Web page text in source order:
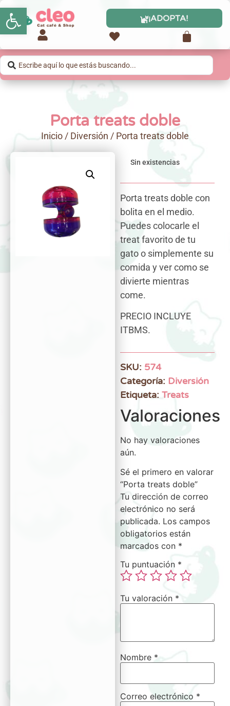
Abrir barra de herramientas ¡ADOPTA!
Porta treats doble
Inicio/ Diversión / Porta treats doble
Sin existencias
Porta treats doble con
bolita en el medio.
Puedes colocarle el
treat favorito de tu
gato o simplemente su
comida y ver como se
divierte mientras
come.
PRECIO INCLUYE
ITBMS.
SKU: 574
Categoría: Diversión
Etiqueta: Treats
Valoraciones
No hay valoraciones
aún.
Sé el primero en valorar
“Porta treats doble”
Tu dirección de correo
electrónico no será
publicada. Los campos
obligatorios están
marcados con *
Tu puntuación *
Tu valoración *
Nombre *
Correo electrónico *